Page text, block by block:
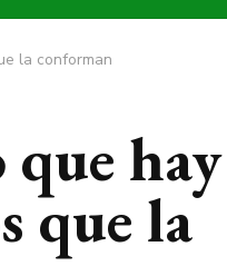
la conforman
hay
que la